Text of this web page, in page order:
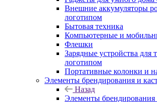
Внешние аккумуляторы
логотипом
Бытовая техника
Компьютерные и
Флешки
Зарядные устройства для
логотипом
Портативные колонки и
Элементы брендирования и
Назад
Элементы брендирования